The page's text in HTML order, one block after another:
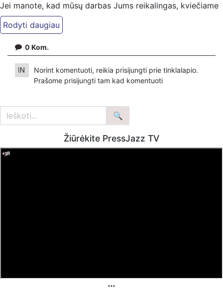
Jei manote, kad mūsų darbas Jums reikalingas, kviečiame
paremti: Patreon platformoje
patreon.com/KazimierasJuraitis; Tiesiogiai pervedant per
"Kaisakas", LT477300010078090515 Paskirtyje nurodant
''Auka''.
0 Kom.
Norint komentuoti, reikia prisijungti prie tinklalapio.
Prašome prisijungti tam kad komentuoti
Žiūrėkite PressJazz TV